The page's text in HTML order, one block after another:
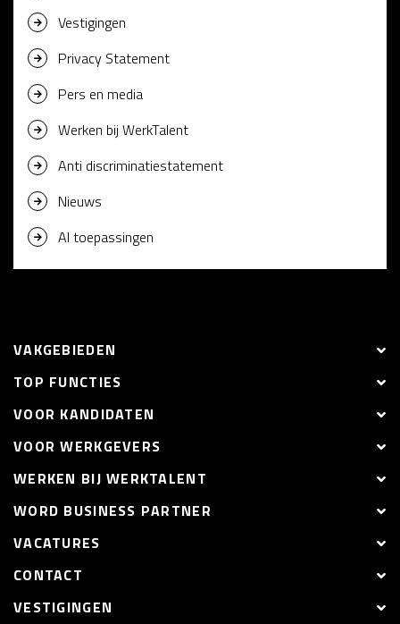
Vestigingen
Privacy Statement
Pers en media
Werken bij WerkTalent
Anti discriminatiestatement
Nieuws
AI toepassingen
VAKGEBIEDEN
TOP FUNCTIES
VOOR KANDIDATEN
VOOR WERKGEVERS
WERKEN BIJ WERKTALENT
WORD BUSINESS PARTNER
VACATURES
CONTACT
VESTIGINGEN